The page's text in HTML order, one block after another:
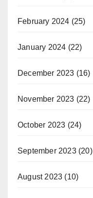
February 2024 (25)
January 2024 (22)
December 2023 (16)
November 2023 (22)
October 2023 (24)
September 2023(20)
August 2023 (10)